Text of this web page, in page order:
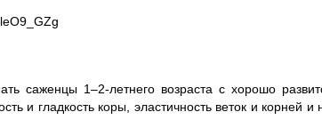
саженцы 1–2-летнего возраста с хорошо
и гладкость коры, эластичность веток и корней и